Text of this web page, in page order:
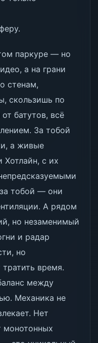
паркуре — но
а на грани
стенам,
скользишь по
батутов, всё
За тобой
а живые
с их
тобой — они
А рядом
но незаменимый
и радар
но
время.
между
Механика не
Нет
монотонных